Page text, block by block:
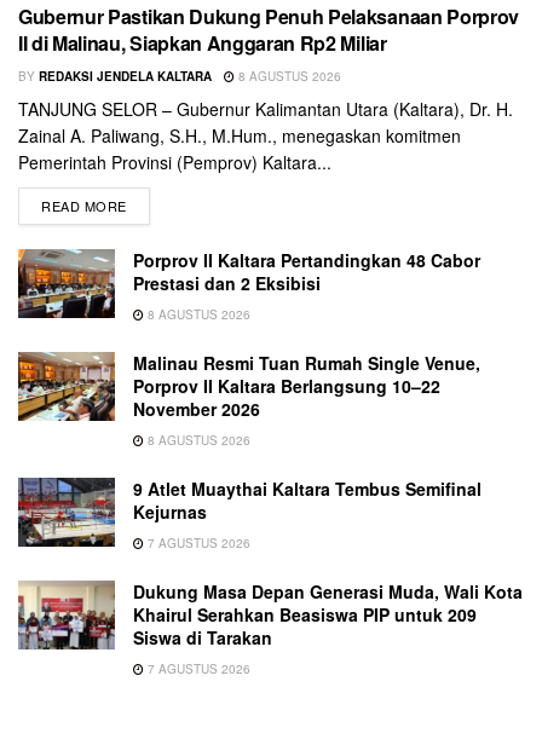
Gubernur Pastikan Dukung Penuh Pelaksanaan Porprov
II di Malinau, Siapkan Anggaran Rp2 Miliar
BY REDAKSI JENDELA KALTARA 8 AGUSTUS 2026
TANJUNG SELOR – Gubernur Kalimantan Utara (Kaltara), Dr. H.
Zainal A. Paliwang, S.H., M.Hum., menegaskan komitmen
Pemerintah Provinsi (Pemprov) Kaltara...
READ MORE
Porprov II Kaltara Pertandingkan 48 Cabor
Prestasi dan 2 Eksibisi
8 AGUSTUS 2026
Malinau Resmi Tuan Rumah Single Venue,
Porprov II Kaltara Berlangsung 10–22
November 2026
8 AGUSTUS 2026
9 Atlet Muaythai Kaltara Tembus Semifinal
Kejurnas
7 AGUSTUS 2026
Dukung Masa Depan Generasi Muda, Wali Kota
Khairul Serahkan Beasiswa PIP untuk 209
Siswa di Tarakan
7 AGUSTUS 2026